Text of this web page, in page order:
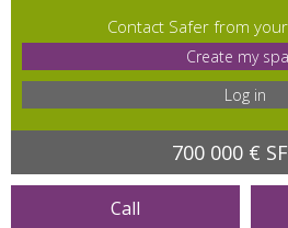
Contact Safer from
Create my
Log in
700 000 €
Call